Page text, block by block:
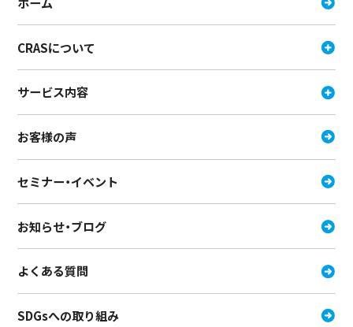
CRASについて
サービス内容
お客様の声
セミナー・イベント
お知らせ・ブログ
よくある質問
SDGsへの取り組み